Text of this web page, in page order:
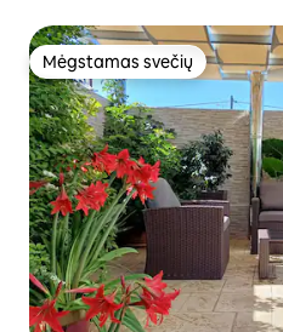
Mėgstamas svečių
Mėgstamas svečių